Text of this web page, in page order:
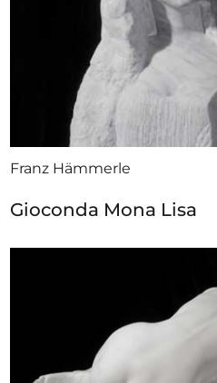
Franz Hämmerle
Gioconda Mona Lisa